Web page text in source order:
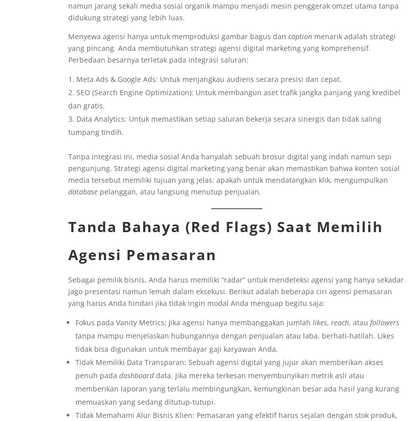
namun jarang sekali media sosial organik mampu menjadi mesin penggerak omzet utama tanpa
didukung strategi yang lebih luas.
Menyewa agensi hanya untuk memproduksi gambar bagus dancaption menarik adalah strategi
yang pincang. Anda membutuhkan strategi agensi digital marketing yang komprehensif.
Perbedaan besarnya terletak pada integrasi saluran:
Meta Ads & Google Ads: Untuk menjangkau audiens secara presisi dan cepat.
SEO (Search Engine Optimization): Untuk membangun aset trafik jangka panjang yang kredibel
dan gratis.
Data Analytics: Untuk memastikan setiap saluran bekerja secara sinergis dan tidak saling
tumpang tindih.
Tanpa integrasi ini, media sosial Anda hanyalah sebuah brosur digital yang indah namun sepi
pengunjung. Strategi agensi digital marketing yang benar akan memastikan bahwa konten sosial
media tersebut memiliki tujuan yang jelas: apakah untuk mendatangkan klik, mengumpulkan
database pelanggan, atau langsung menutup penjualan.
Tanda Bahaya (Red Flags) Saat Memilih
Agensi Pemasaran
Sebagai pemilik bisnis, Anda harus memiliki “radar” untuk mendeteksi agensi yang hanya sekadar
jago presentasi namun lemah dalam eksekusi. Berikut adalah beberapa ciri agensi pemasaran
yang harus Anda hindari jika tidak ingin modal Anda menguap begitu saja:
Fokus pada Vanity Metrics: Jika agensi hanya membanggakan jumlahlikes,reach, ataufollowers
tanpa mampu menjelaskan hubungannya dengan penjualan atau laba, berhati-hatilah. Likes
tidak bisa digunakan untuk membayar gaji karyawan Anda.
Tidak Memiliki Data Transparan: Sebuah agensi digital yang jujur akan memberikan akses
penuh padadashboarddata. Jika mereka terkesan menyembunyikan metrik asli atau
memberikan laporan yang terlalu membingungkan, kemungkinan besar ada hasil yang kurang
memuaskan yang sedang ditutup-tutupi.
Tidak Memahami Alur Bisnis Klien: Pemasaran yang efektif harus sejalan dengan stok produk,